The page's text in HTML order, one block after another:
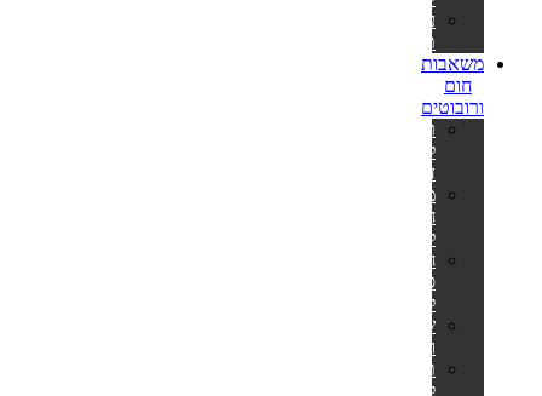
ערכות
תיקון
משאבות
חום
ורובוטים
רובוט
לבריכה
דולפין
משאבות
חום
לבריכה
חימום
סולארי
לבריכה
שואבים
וסקימרים
תנורים
לסאונה